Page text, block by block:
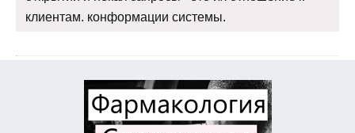
клиентам. конформации системы.